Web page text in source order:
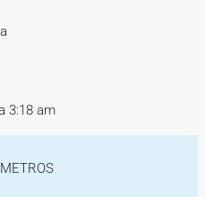
3:18 am